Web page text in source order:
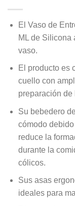
El Vaso de
ML de Silicona
vaso.
El producto es
cuello con
preparación de
Su bebedero
cómodo
reduce la
durante la
cólicos.
Sus asas
ideales para